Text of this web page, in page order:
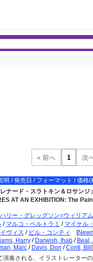
明 / 発売日 / フォーマット / 価格(
ナード・スラトキン＆ロサンジ
AT AN EXHIBITION: The
ハリー・グレッグソン=ウィリア
/ マルコ・ベルトラミ / マイケル
ヴィス / ビル・コンティ [
Harry/ Darwish, Ihab/ Beal,
Marc/ Davis, Don /Conti, Bill ]
奏される、イラストレーターの